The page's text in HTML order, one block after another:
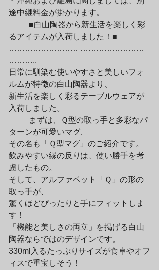
途中継料金が掛かります。
るアイテムが入荷しました！■
……………………………………………
………..
日常に馴染む使いやすさと美しいフォ
ルムが特徴の白山陶器より、
新生活を楽しく彩るテーブルウェアが
入荷しました。
ターンが可愛いマグ、
その名も「Ｑ型マグ」のご紹介です。
飲みやすい縁の反りは、使い勝手を考
慮したもの。
そして、アルファベット「Ｑ」の形の
取っ手が、
驚くほどぴったりと手にフィットしま
す！
「機能と美しさの両立」を掲げる白山
陶器ならではのデザインです。
330ml入るたっぷりサイズが食卓やオフ
ィスで重宝しそう！